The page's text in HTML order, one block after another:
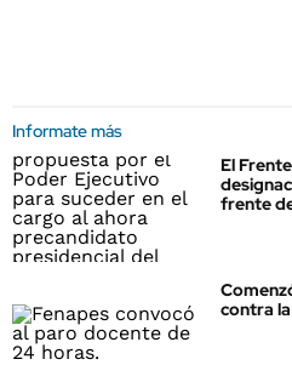
Informate más
El
frente
contra